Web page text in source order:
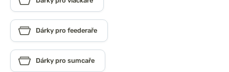
Dárky pro feederaře
Dárky pro sumcaře